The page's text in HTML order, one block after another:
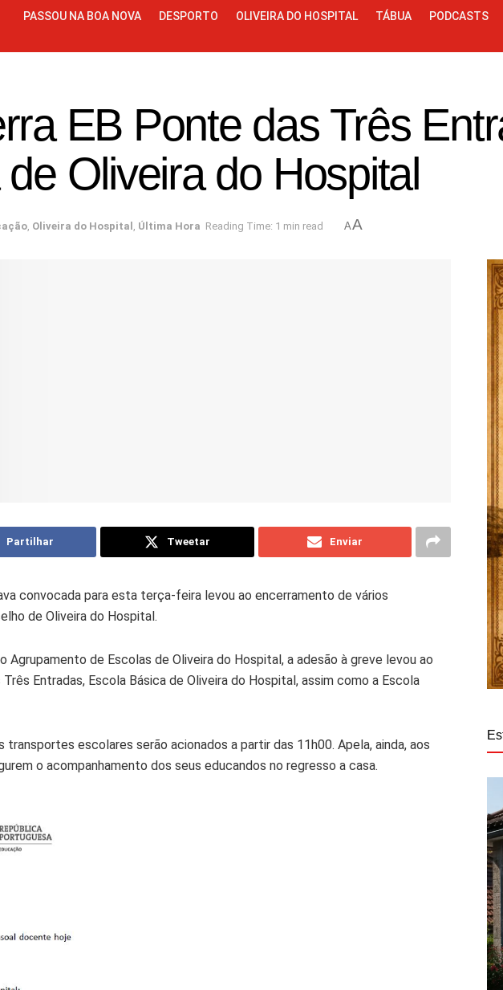
PASSOU NA BOA NOVA DESPORTO OLIVEIRA DO HOSPITAL TÁBUA PODCASTS
EB Ponte das Três
Oliveira do Hospital
, Oliveira do Hospital , Última Hora Reading Time: 1 min read AA
Partilhar Tweetar Enviar
convocada para esta terça-feira levou ao encerramento de vários
de Oliveira do Hospital.
Agrupamento de Escolas de Oliveira do Hospital, a adesão à greve levou ao
Entradas, Escola Básica de Oliveira do Hospital, assim como a Escola
transportes escolares serão acionados a partir das 11h00. Apela, ainda, aos
o acompanhamento dos seus educandos no regresso a casa.